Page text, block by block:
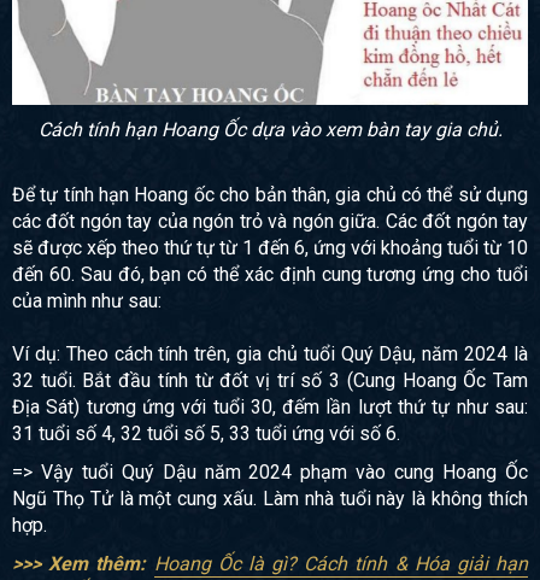
Cách tính hạn Hoang Ốc dựa vào xem bàn tay gia chủ.
Để tự tính hạn Hoang ốc cho bản thân, gia chủ có thể sử dụng
các đốt ngón tay của ngón trỏ và ngón giữa. Các đốt ngón tay
sẽ được xếp theo thứ tự từ 1 đến 6, ứng với khoảng tuổi từ 10
đến 60. Sau đó, bạn có thể xác định cung tương ứng cho tuổi
của mình như sau:
Ví dụ: Theo cách tính trên, gia chủ tuổi Quý Dậu, năm 2024 là
32 tuổi. Bắt đầu tính từ đốt vị trí số 3 (Cung Hoang Ốc Tam
Địa Sát) tương ứng với tuổi 30, đếm lần lượt thứ tự như sau:
31 tuổi số 4, 32 tuổi số 5, 33 tuổi ứng với số 6.
=> Vậy tuổi Quý Dậu năm 2024 phạm vào cung Hoang Ốc
Ngũ Thọ Tử là một cung xấu. Làm nhà tuổi này là không thích
hợp.
>>> Xem thêm: Hoang Ốc là gì? Cách tính & Hóa giải hạn